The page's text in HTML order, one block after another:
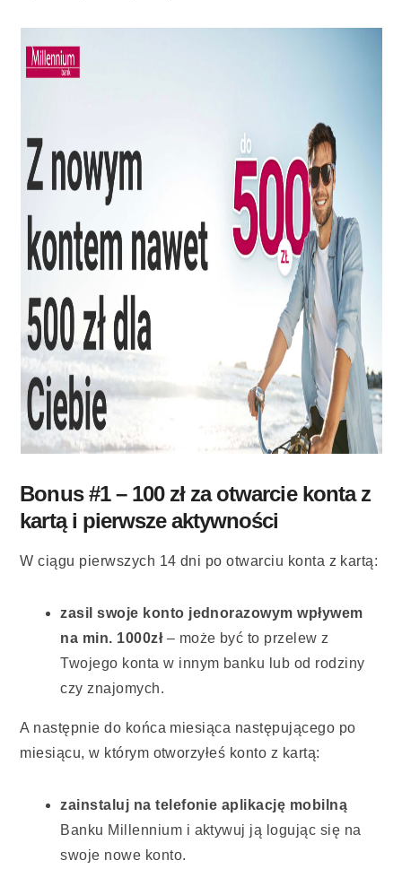
Bonus #1 – 100 zł za otwarcie konta z
kartą i pierwsze aktywności
W ciągu pierwszych 14 dni po otwarciu konta z kartą:
zasil swoje konto jednorazowym wpływem
na min. 1000zł – może być to przelew z
Twojego konta w innym banku lub od rodziny
czy znajomych.
A następnie do końca miesiąca następującego po
miesiącu, w którym otworzyłeś konto z kartą:
zainstaluj na telefonie aplikację mobilną
Banku Millennium i aktywuj ją logując się na
swoje nowe konto.